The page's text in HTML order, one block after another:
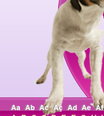
Aa Ab Ac Aç Ad Ae Af